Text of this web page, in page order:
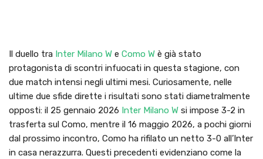
Il duello tra Inter Milano W e Como W è già stato
protagonista di scontri infuocati in questa stagione, con
due match intensi negli ultimi mesi. Curiosamente, nelle
ultime due sfide dirette i risultati sono stati diametralmente
opposti: il 25 gennaio 2026 Inter Milano W si impose 3-2 in
trasferta sul Como, mentre il 16 maggio 2026, a pochi giorni
dal prossimo incontro, Como ha rifilato un netto 3-0 all’Inter
in casa nerazzurra. Questi precedenti evidenziano come la